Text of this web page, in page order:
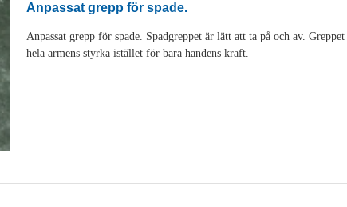
Anpassat grepp för spade.
Anpassat grepp för spade. Spadgreppet är lätt att ta på och av.
hela armens styrka istället för bara handens kraft.